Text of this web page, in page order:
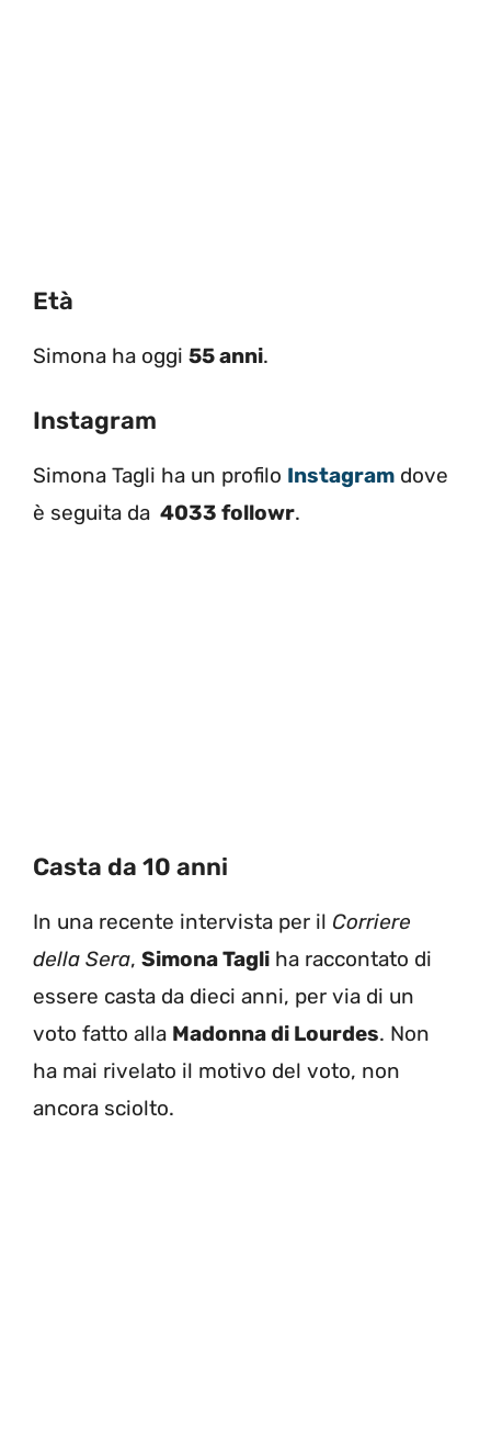
Età
Simona ha oggi 55 anni.
Instagram
Simona Tagli ha un profilo Instagram dove
è seguita da 4033 followr.
Casta da 10 anni
In una recente intervista per il Corriere
della Sera, Simona Tagli ha raccontato di
essere casta da dieci anni, per via di un
voto fatto alla Madonna di Lourdes. Non
ha mai rivelato il motivo del voto, non
ancora sciolto.